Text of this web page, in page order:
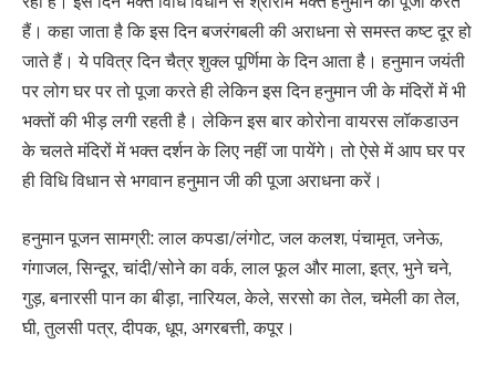
हैं। कहा जाता है कि इस दिन बजरंगबली की अराधना से समस्त कष्ट दूर हो
जाते हैं। ये पवित्र दिन चैत्र शुक्ल पूर्णिमा के दिन आता है। हनुमान जयंती
पर लोग घर पर तो पूजा करते ही लेकिन इस दिन हनुमान जी के मंदिरों में भी
भक्तों की भीड़ लगी रहती है। लेकिन इस बार कोरोना वायरस लॉकडाउन
के चलते मंदिरों में भक्त दर्शन के लिए नहीं जा पायेंगे। तो ऐसे में आप घर पर
ही विधि विधान से भगवान हनुमान जी की पूजा अराधना करें।
हनुमान पूजन सामग्री: लाल कपडा/लंगोट, जल कलश, पंचामृत, जनेऊ,
गंगाजल, सिन्दूर, चांदी/सोने का वर्क, लाल फूल और माला, इत्र, भुने चने,
गुड़, बनारसी पान का बीड़ा, नारियल, केले, सरसो का तेल, चमेली का तेल,
घी, तुलसी पत्र, दीपक, धूप, अगरबत्ती, कपूर।